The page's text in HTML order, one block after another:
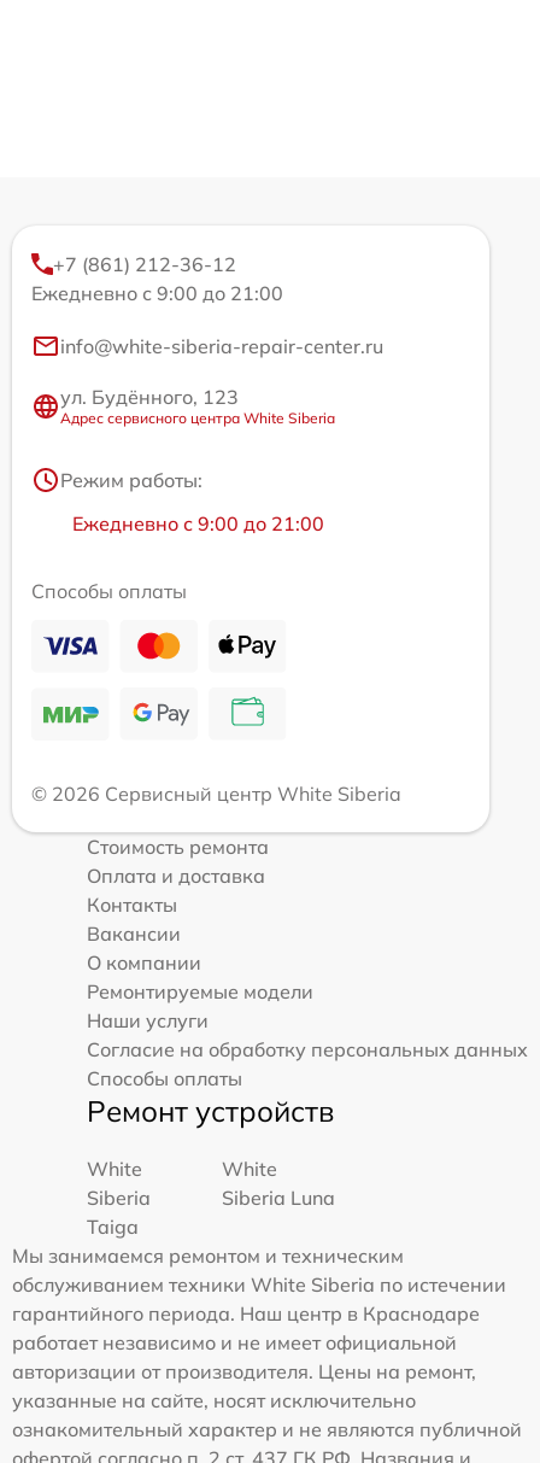
+7 (861) 212-36-12
Ежедневно с 9:00 до 21:00
info@white-siberia-repair-center.ru
ул. Будённого, 123
Адрес сервисного центра White Siberia
Режим работы:
Ежедневно с 9:00 до 21:00
Способы оплаты
© 2026 Сервисный центр White Siberia
Стоимость ремонта
Оплата и доставка
Контакты
Вакансии
О компании
Ремонтируемые модели
Наши услуги
Согласие на обработку персональных данных
Способы оплаты
Ремонт устройств
White
Siberia
Taiga
White
Siberia Luna
Мы занимаемся ремонтом и техническим
обслуживанием техники White Siberia по истечении
гарантийного периода. Наш центр в Краснодаре
работает независимо и не имеет официальной
авторизации от производителя. Цены на ремонт,
указанные на сайте, носят исключительно
ознакомительный характер и не являются публичной
офертой согласно п. 2 ст. 437 ГК РФ. Названия и